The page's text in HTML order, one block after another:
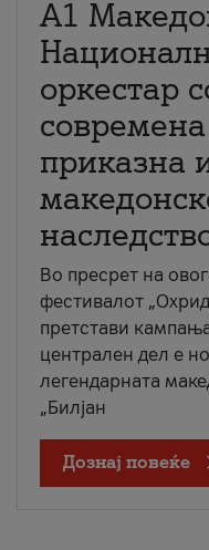
А1
оркестар
приказна
Во пресрет на
фестивалот
претстави
централен дел е
легендарната
„Билјан
Дознај повеќе